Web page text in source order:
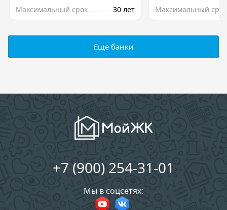
Максимальный срок
30 лет
Максимальный срок
Еще банки
+7 (900) 254-31-01
Мы в соцсетях: